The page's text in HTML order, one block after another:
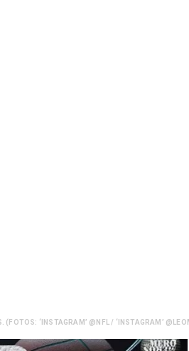
‘INSTAGRAM’ @NFL / ‘INSTAGRAM’